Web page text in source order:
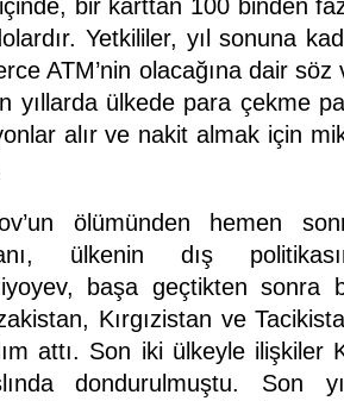
bir karttan 100 binden
Yetkililer, yıl sonuna
ATM’nin olacağına dair söz
yıllarda ülkede para çekme
alır ve nakit almak için
ölümünden hemen
ülkenin dış
başa geçtikten sonra
Kırgızistan ve
attı. Son iki ülkeyle ilişkiler
dondurulmuştu. Son